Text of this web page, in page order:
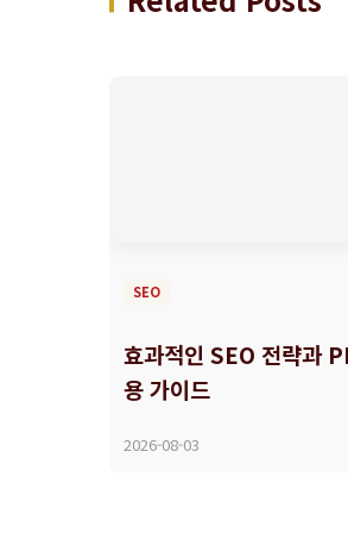
SEO
효과적인 SEO 전략과
용 가이드
2026-08-03